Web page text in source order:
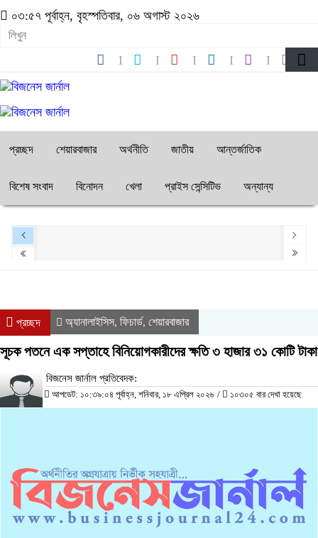
০৩:৫৭ পূর্বাহ্ন, বৃহস্পতিবার, ০৬ অগাস্ট ২০২৬
প্রচ্ছদ শেয়ারবাজার অর্থনীতি জাতীয় আন্তর্জাতিক
বিশেষ সংবাদ বিনোদন খেলা প্রাইস সেন্সিটিভ অন্যান্য
প্রচ্ছদ অ্যানালাইসিস, ফিচার্ড, শেয়ারবাজার
সূচক পতনে এক সপ্তাহে বিনিয়োগকারীদের ক্ষতি ৩ হাজার ৩১ কোটি টাকা
বিজনেস জার্নাল প্রতিবেদক:
আপডেট: ১০:৩৯:০৪ পূর্বাহ্ন, শনিবার, ১৮ এপ্রিল ২০২৬ / ১০৩০৫ বার দেখা হয়েছে